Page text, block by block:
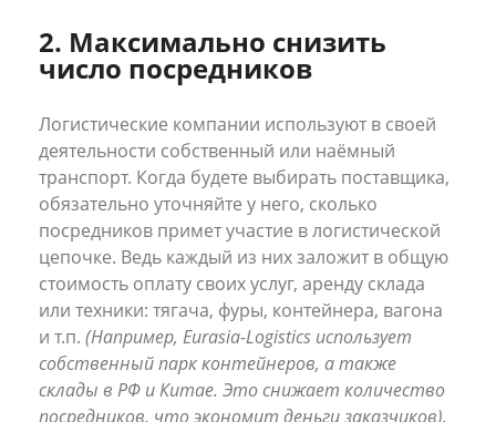
2. Максимально снизить
число посредников
Логистические компании используют в своей
деятельности собственный или наёмный
транспорт. Когда будете выбирать поставщика,
обязательно уточняйте у него, сколько
посредников примет участие в логистической
цепочке. Ведь каждый из них заложит в общую
стоимость оплату своих услуг, аренду склада
или техники: тягача, фуры, контейнера, вагона
и т.п. (Например, Eurasia-Logistics использует
собственный парк контейнеров, а также
склады в РФ и Китае. Это снижает количество
посредников, что экономит деньги заказчиков).